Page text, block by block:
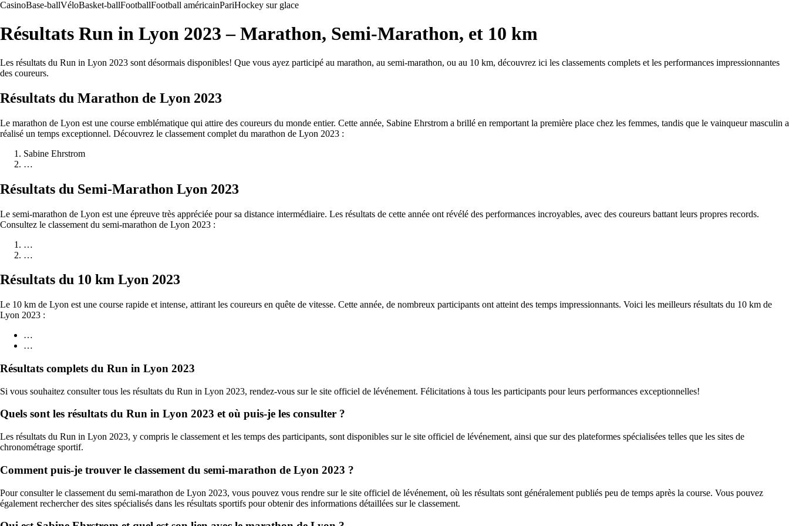
CasinoBase-ballVéloBasket-ballFootballFootball américainPariHockey sur glace
Résultats Run in Lyon 2023 – Marathon, Semi-Marathon, et 10 km
Les résultats du Run in Lyon 2023 sont désormais disponibles! Que vous ayez participé au marathon, au semi-marathon, ou au 10 km, découvrez ici les classements complets et les performances impressionnantes
des coureurs.
Résultats du Marathon de Lyon 2023
Le marathon de Lyon est une course emblématique qui attire des coureurs du monde entier. Cette année, Sabine Ehrstrom a brillé en remportant la première place chez les femmes, tandis que le vainqueur masculin a
réalisé un temps exceptionnel. Découvrez le classement complet du marathon de Lyon 2023 :
Sabine Ehrstrom
…
Résultats du Semi-Marathon Lyon 2023
Le semi-marathon de Lyon est une épreuve très appréciée pour sa distance intermédiaire. Les résultats de cette année ont révélé des performances incroyables, avec des coureurs battant leurs propres records.
Consultez le classement du semi-marathon de Lyon 2023 :
…
…
Résultats du 10 km Lyon 2023
Le 10 km de Lyon est une course rapide et intense, attirant les coureurs en quête de vitesse. Cette année, de nombreux participants ont atteint des temps impressionnants. Voici les meilleurs résultats du 10 km de
Lyon 2023 :
…
…
Résultats complets du Run in Lyon 2023
Si vous souhaitez consulter tous les résultats du Run in Lyon 2023, rendez-vous sur le site officiel de lévénement. Félicitations à tous les participants pour leurs performances exceptionnelles!
Quels sont les résultats du Run in Lyon 2023 et où puis-je les consulter ?
Les résultats du Run in Lyon 2023, y compris le classement et les temps des participants, sont disponibles sur le site officiel de lévénement, ainsi que sur des plateformes spécialisées telles que les sites de
chronométrage sportif.
Comment puis-je trouver le classement du semi-marathon de Lyon 2023 ?
Pour consulter le classement du semi-marathon de Lyon 2023, vous pouvez vous rendre sur le site officiel de lévénement, où les résultats sont généralement publiés peu de temps après la course. Vous pouvez
également rechercher des sites spécialisés dans les résultats sportifs pour obtenir des informations détaillées sur le classement.